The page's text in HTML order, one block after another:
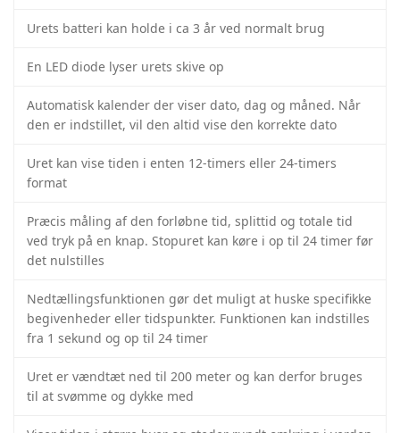
Urets batteri kan holde i ca 3 år ved normalt brug
En LED diode lyser urets skive op
Automatisk kalender der viser dato, dag og måned. Når
den er indstillet, vil den altid vise den korrekte dato
Uret kan vise tiden i enten 12-timers eller 24-timers
format
Præcis måling af den forløbne tid, splittid og totale tid
ved tryk på en knap. Stopuret kan køre i op til 24 timer før
det nulstilles
Nedtællingsfunktionen gør det muligt at huske specifikke
begivenheder eller tidspunkter. Funktionen kan indstilles
fra 1 sekund og op til 24 timer
Uret er vændtæt ned til 200 meter og kan derfor bruges
til at svømme og dykke med